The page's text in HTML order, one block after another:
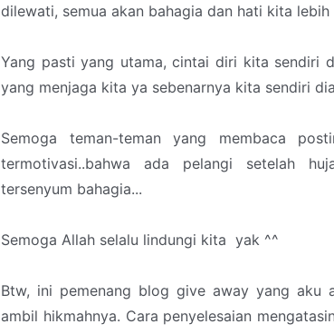
dilewati, semua akan bahagia dan hati kita lebih
Yang pasti yang utama, cintai diri kita sendiri
yang menjaga kita ya sebenarnya kita sendiri
Semoga teman-teman yang membaca
termotivasi..bahwa ada pelangi setelah
tersenyum bahagia...
Semoga Allah selalu lindungi kita yak ^^
Btw, ini pemenang blog give away yang aku
ambil hikmahnya. Cara penyelesaian